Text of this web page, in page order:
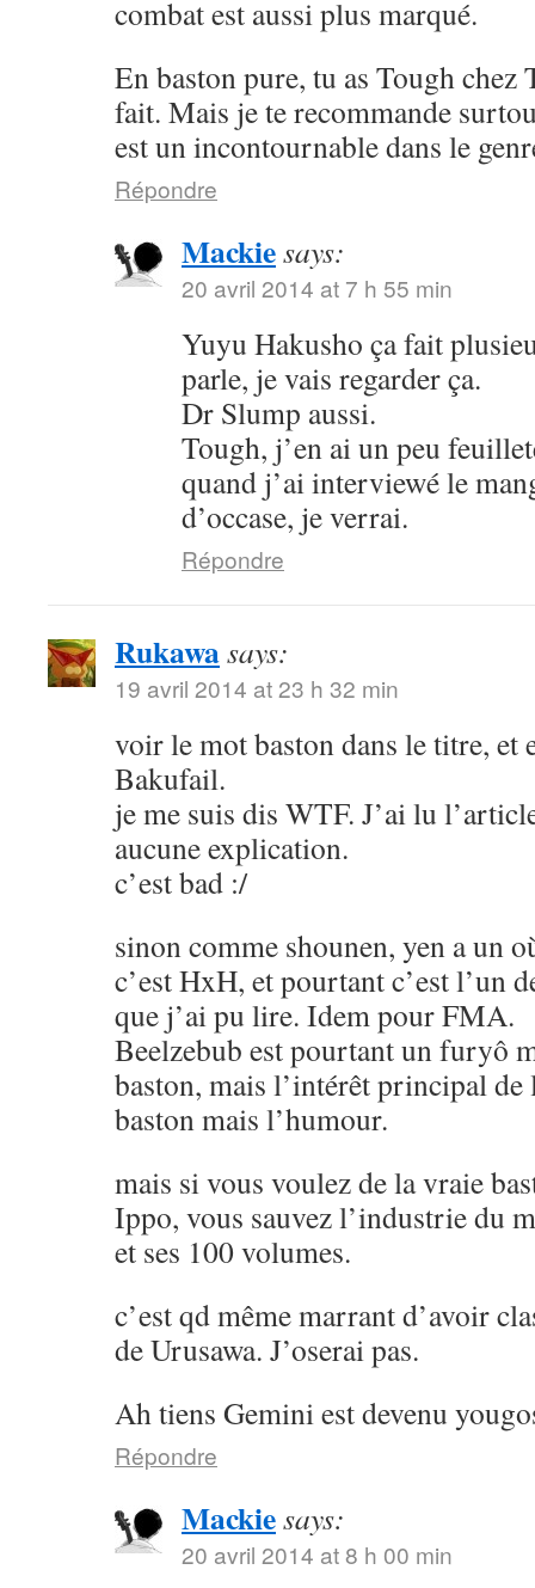
combat est aussi plus marqué.
En baston pure, tu as Tough chez
fait. Mais je te recommande
est un incontournable dans le
Répondre
Mackiesays:
20 avril 2014 at 7 h 55 min
Yuyu Hakusho ça fait
parle, je vais regarder ça.
Dr Slump aussi.
Tough, j’en ai un peu
quand j’ai interviewé le
d’occase, je verrai.
Répondre
Rukawasays:
19 avril 2014 at 23 h 32 min
voir le mot baston dans le titre, et
Bakufail.
je me suis dis WTF. J’ai lu
aucune explication.
c’est bad :/
sinon comme shounen, yen a un
c’est HxH, et pourtant c’est l’un
que j’ai pu lire. Idem pour FMA.
Beelzebub est pourtant un furyô
baston, mais l’intérêt principal de
baston mais l’humour.
mais si vous voulez de la vraie
Ippo, vous sauvez l’industrie du
et ses 100 volumes.
c’est qd même marrant d’avoir
de Urusawa. J’oserai pas.
Ah tiens Gemini est devenu
Répondre
Mackiesays:
20 avril 2014 at 8 h 00 min